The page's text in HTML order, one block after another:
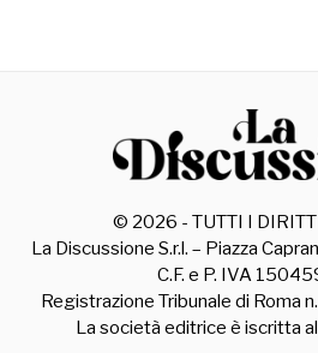
© 2026 - TUTTI I
La Discussione S.r.l. – Piazza
C.F. e P. IVA
Registrazione Tribunale di Roma
La società editrice è iscritta al